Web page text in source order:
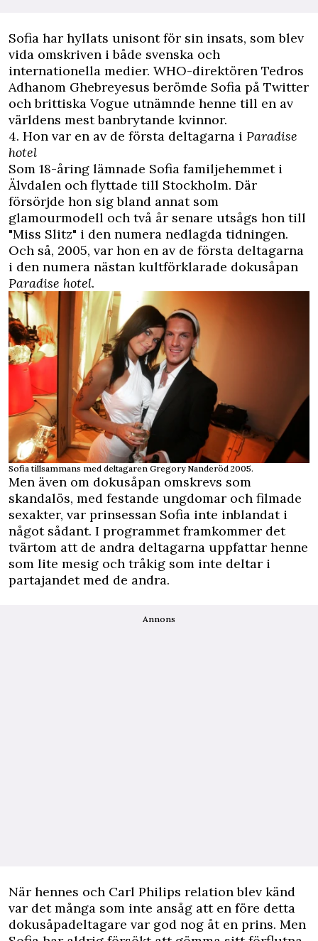
Sofia har hyllats unisont för sin insats, som blev
vida omskriven i både svenska och
internationella medier. WHO-direktören Tedros
Adhanom Ghebreyesus berömde Sofia på Twitter
och brittiska Vogue utnämnde henne till en av
världens mest banbrytande kvinnor.
4. Hon var en av de första deltagarna i Paradise
hotel
Som 18-åring lämnade Sofia familjehemmet i
Älvdalen och flyttade till Stockholm. Där
försörjde hon sig bland annat som
glamourmodell och två år senare utsågs hon till
"Miss Slitz" i den numera nedlagda tidningen.
Och så, 2005, var hon en av de första deltagarna
i den numera nästan kultförklarade dokusåpan
Paradise hotel.
Sofia tillsammans med deltagaren Gregory Nanderöd 2005.
Men även om dokusåpan omskrevs som
skandalös, med festande ungdomar och filmade
sexakter, var prinsessan Sofia inte inblandat i
något sådant. I programmet framkommer det
tvärtom att de andra deltagarna uppfattar henne
som lite mesig och tråkig som inte deltar i
partajandet med de andra.
Annons
När hennes och Carl Philips relation blev känd
var det många som inte ansåg att en före detta
dokusåpadeltagare var god nog åt en prins. Men